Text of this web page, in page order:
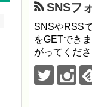
SNSフ
SNSやRSS
をGETでき
がってくだ